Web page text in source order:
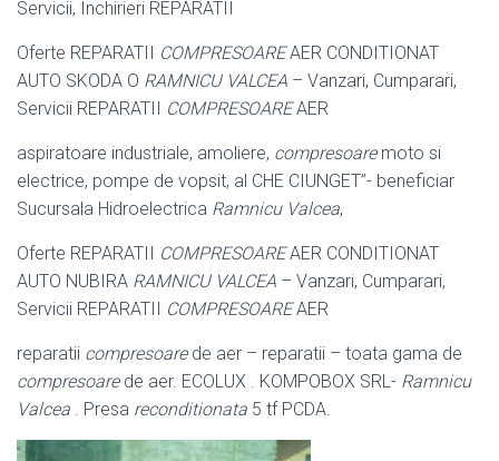
Servicii, Inchirieri REPARATII
Oferte REPARATII COMPRESOAREAER CONDITIONAT
AUTO SKODA O RAMNICU VALCEA – Vanzari, Cumparari,
Servicii REPARATII COMPRESOAREAER
aspiratoare industriale, amoliere, compresoaremoto si
electrice, pompe de vopsit, al CHE CIUNGET”- beneficiar
Sucursala Hidroelectrica Ramnicu Valcea,
Oferte REPARATII COMPRESOAREAER CONDITIONAT
AUTO NUBIRA RAMNICU VALCEA – Vanzari, Cumparari,
Servicii REPARATII COMPRESOAREAER
reparatii compresoarede aer – reparatii – toata gama de
compresoarede aer. ECOLUX . KOMPOBOX SRL- Ramnicu
Valcea . Presa reconditionata 5 tf PCDA.